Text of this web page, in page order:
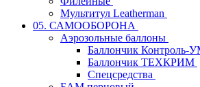
Мультитул Leatherman
05. САМООБОРОНА
Аэрозольные баллоны
Баллончик Контроль-
Баллончик ТЕХКРИМ
Спецсредства